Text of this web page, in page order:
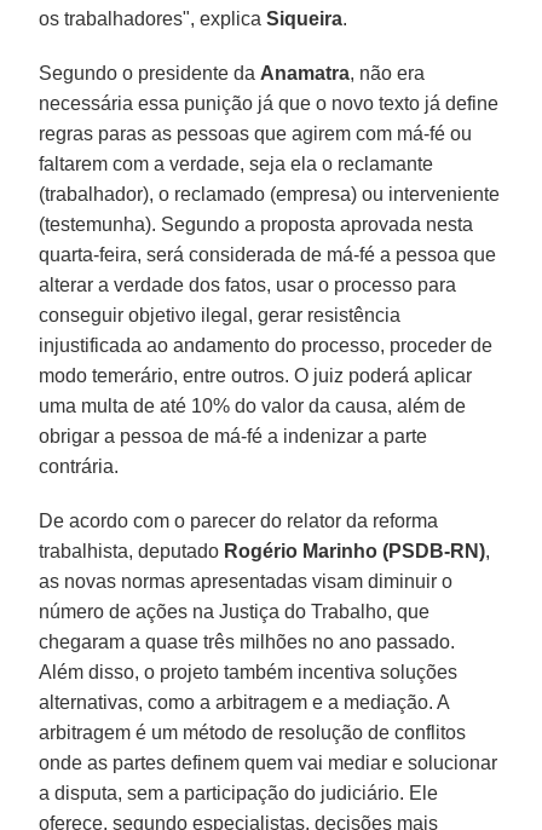
os trabalhadores", explicaSiqueira.
Segundo o presidente da Anamatra, não era
necessária essa punição já que o novo texto já define
regras paras as pessoas que agirem com má-fé ou
faltarem com a verdade, seja ela o reclamante
(trabalhador), o reclamado (empresa) ou interveniente
(testemunha). Segundo a proposta aprovada nesta
quarta-feira, será considerada de má-fé a pessoa que
alterar a verdade dos fatos, usar o processo para
conseguir objetivo ilegal, gerar resistência
injustificada ao andamento do processo, proceder de
modo temerário, entre outros. O juiz poderá aplicar
uma multa de até 10% do valor da causa, além de
obrigar a pessoa de má-fé a indenizar a parte
contrária.
De acordo com o parecer do relator da reforma
trabalhista, deputado Rogério Marinho (PSDB-RN),
as novas normas apresentadas visam diminuir o
número de ações na Justiça do Trabalho, que
chegaram a quase três milhões no ano passado.
Além disso, o projeto também incentiva soluções
alternativas, como a arbitragem e a mediação. A
arbitragem é um método de resolução de conflitos
onde as partes definem quem vai mediar e solucionar
a disputa, sem a participação do judiciário. Ele
oferece, segundo especialistas, decisões mais